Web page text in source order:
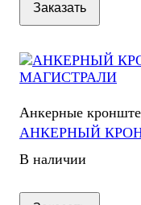
Заказать
Анкерные
АНКЕРНЫЙ
В наличии